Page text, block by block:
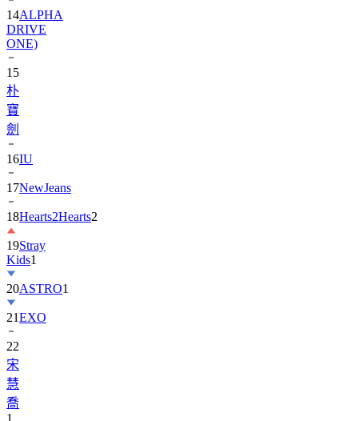
14ALPHA
DRIVE
ONE)
15
朴
寶
劍
16IU
17NewJeans
18Hearts2Hearts2
19Stray
Kids1
20ASTRO1
21EXO
22
宋
慧
喬
1